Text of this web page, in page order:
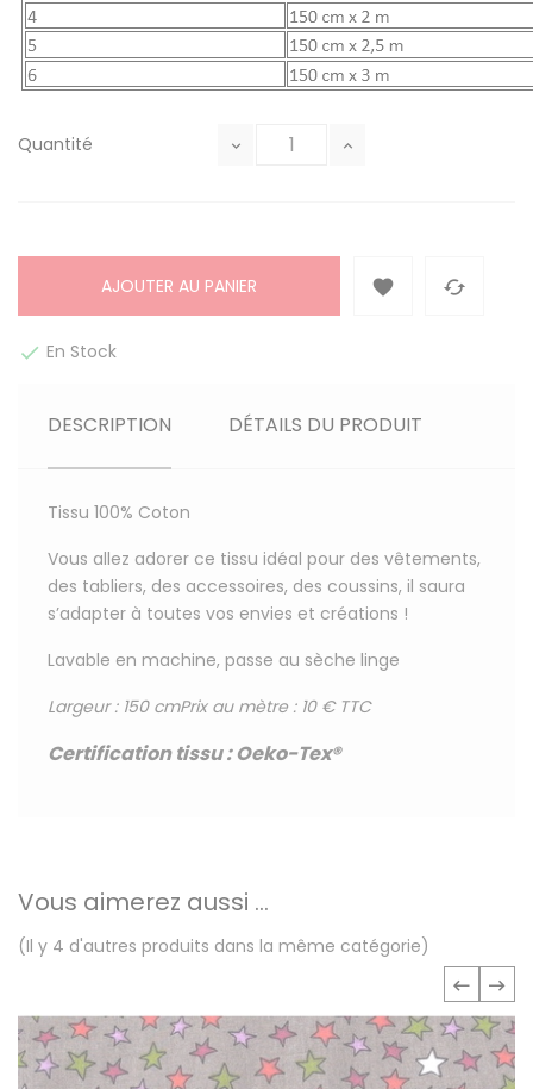
Quantité
AJOUTER AU PANIER  
 En Stock
DESCRIPTION DÉTAILS DU PRODUIT
Tissu 100% Coton
Vous allez adorer ce tissu idéal pour des vêtements,
des tabliers, des accessoires, des coussins, il saura
s’adapter à toutes vos envies et créations !
Lavable en machine, passe au sèche linge
Largeur : 150 cmPrix au mètre : 10 € TTC
Certification tissu:Oeko-Tex®
Vous aimerez aussi ...
(Il y 4 d'autres produits dans la même catégorie)
‹ ›